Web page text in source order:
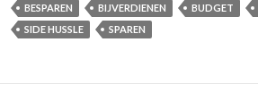
BESPAREN BIJVERDIENEN BUDGET
SIDE HUSSLE
SPAREN